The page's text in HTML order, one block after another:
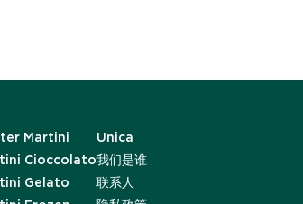
Martini
Cioccolato
Gelato
Unica
我们是谁
联系人